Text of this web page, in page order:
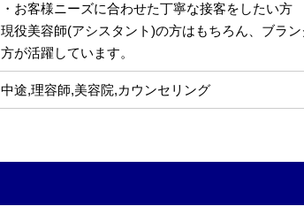
・お客様ニーズに合わせた丁寧な接客をしたい方
現役美容師(アシスタント)の方はもちろん、ブラ
方が活躍しています。
中途,理容師,美容院,カウンセリング